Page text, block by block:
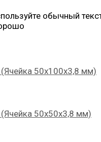
обычный
50х100х3,8 мм)
50х50х3,8 мм)